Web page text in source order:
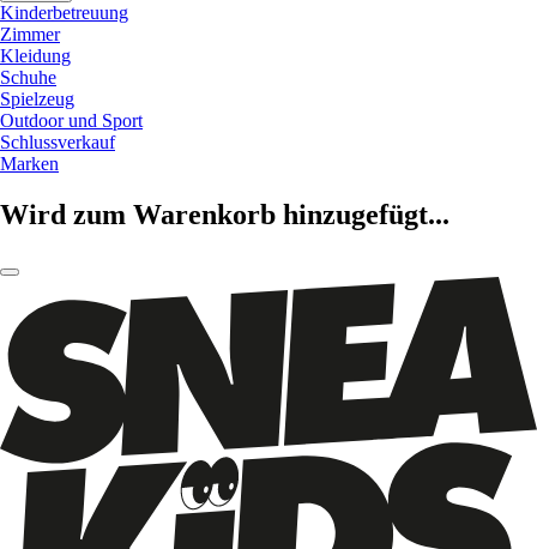
Kinderbetreuung
Zimmer
Kleidung
Schuhe
Spielzeug
Outdoor und Sport
Schlussverkauf
Marken
Wird zum Warenkorb hinzugefügt...